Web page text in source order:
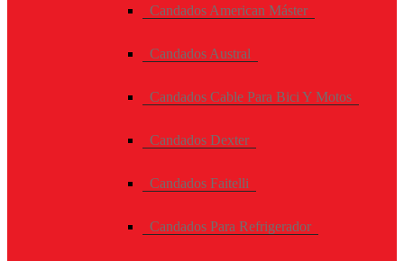
Candados American Máster
Candados Austral
Candados Cable Para Bici Y Motos
Candados Dexter
Candados Faitelli
Candados Para Refrigerador